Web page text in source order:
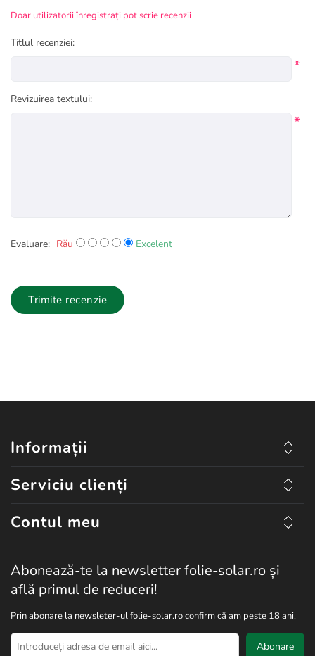
Doar utilizatorii înregistrați pot scrie recenzii
Titlul recenziei:
*
Revizuirea textului:
*
Evaluare: Rău Excelent
Trimite recenzie
Informații
Serviciu clienți
Contul meu
Abonează-te la newsletter folie-solar.ro și
află primul de reduceri!
Prin abonare la newsleter-ul folie-solar.ro confirm că am peste 18 ani.
Abonare